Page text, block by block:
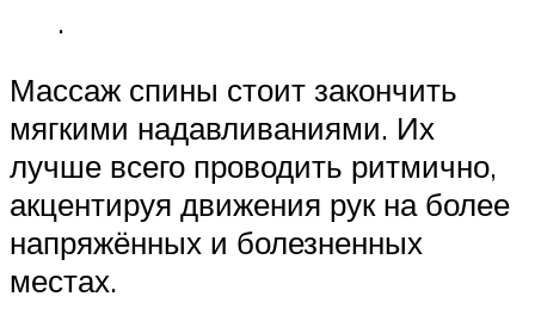
.
Массаж спины стоит закончить
мягкими надавливаниями. Их
лучше всего проводить ритмично,
акцентируя движения рук на более
напряжённых и болезненных
местах.